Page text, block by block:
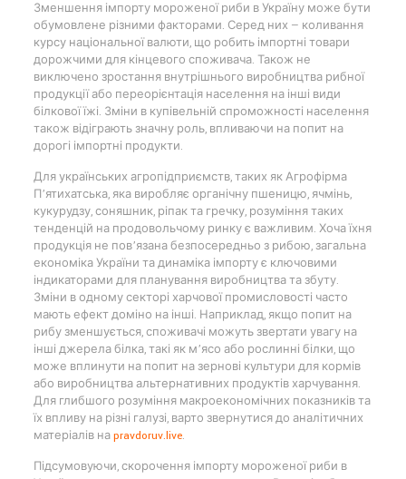
Зменшення імпорту мороженої риби в Україну може бути
обумовлене різними факторами. Серед них — коливання
курсу національної валюти, що робить імпортні товари
дорожчими для кінцевого споживача. Також не
виключено зростання внутрішнього виробництва рибної
продукції або переорієнтація населення на інші види
білкової їжі. Зміни в купівельній спроможності населення
також відіграють значну роль, впливаючи на попит на
дорогі імпортні продукти.
Для українських агропідприємств, таких як Агрофірма
П’ятихатська, яка виробляє органічну пшеницю, ячмінь,
кукурудзу, соняшник, ріпак та гречку, розуміння таких
тенденцій на продовольчому ринку є важливим. Хоча їхня
продукція не пов’язана безпосередньо з рибою, загальна
економіка України та динаміка імпорту є ключовими
індикаторами для планування виробництва та збуту.
Зміни в одному секторі харчової промисловості часто
мають ефект доміно на інші. Наприклад, якщо попит на
рибу зменшується, споживачі можуть звертати увагу на
інші джерела білка, такі як м’ясо або рослинні білки, що
може вплинути на попит на зернові культури для кормів
або виробництва альтернативних продуктів харчування.
Для глибшого розуміння макроекономічних показників та
їх впливу на різні галузі, варто звернутися до аналітичних
матеріалів наpravdoruv.live.
Підсумовуючи, скорочення імпорту мороженої риби в